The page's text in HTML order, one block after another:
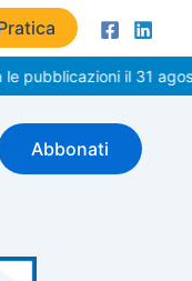
il 31 agosto.
Abbonati